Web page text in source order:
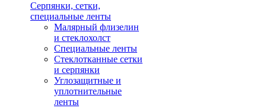
Серпянки, сетки,
специальные ленты
Малярный флизелин
и стеклохолст
Специальные ленты
Стеклотканные сетки
и серпянки
Углозащитные и
уплотнительные
ленты